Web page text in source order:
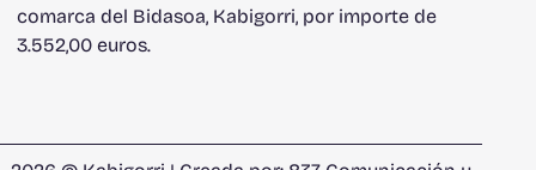
comarca del Bidasoa, Kabigorri, por importe de
3.552,00 euros.